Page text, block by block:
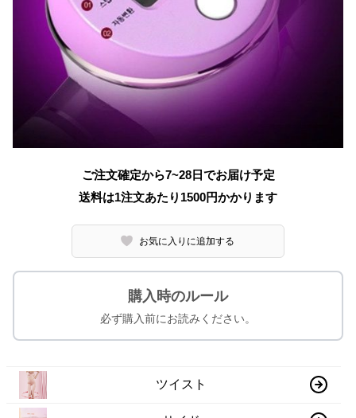
ご注文確定から7~28日でお届け予定
送料は1注文あたり 1500円かかります
お気に入りに追加する
購入時のルール
必ず購入前にお読みください。
ツイスト